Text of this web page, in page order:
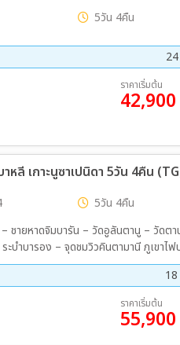
ธ.ค. 69
09 ธ.ค. 69 - 13 ธ.ค
ธ.ค. 69
ม.ค. 70
29 ธ.ค. 69 - 02 ม.
ม.ค. 70
5วัน 4คืน
23 ก.ย. 69 - 27 ก.ย
ราคาเริ่มต้น
42,900
หลี เกาะนูซาเปนิดา 5วัน 4คืน
5วัน 4คืน
ชายหาดจิมบารัน – วัดอูลันตานู – วัดตา
บำบารอง – จุดชมวิวคินตามานี ภูเขาไ
การูดาวิษณุเกินจานา เมนูพิเศษ!!
งถิ่น - บุฟเฟ่ต์อาหารท้องถิ่น - เป็ดทอดก
ราคาเริ่มต้น
55,900